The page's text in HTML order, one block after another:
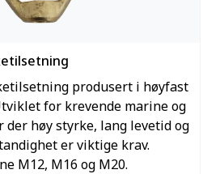
produsert i høyfast
for krevende marine og
høy styrke, lang levetid og
er viktige krav.
M12, M16 og M20.